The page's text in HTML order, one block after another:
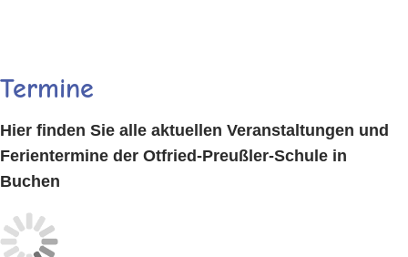
Zum
Inhalt
springen
Termine
Hier finden Sie alle aktuellen Veranstaltungen und
Ferientermine der Otfried-Preußler-Schule in
Buchen